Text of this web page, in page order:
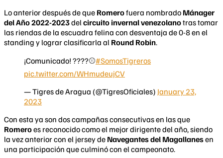
Lo anterior después de que Romerofuera nombrado Mánager
del Año 2022-2023del circuito invernal venezolanotras tomar
las riendas de la escuadra felina con desventaja de 0-8 en el
standing y lograr clasificarla al Round Robin.
¡Comunicado! ????⚾#SomosTigreros
pic.twitter.com/WHmudeujCV
— Tigres de Aragua (@TigresOficiales) January 23,
2023
Con esta ya son dos campañas consecutivas en las que
Romeroes reconocido como el mejor dirigente del año, siendo
la vez anterior con el jersey de Navegantes del Magallanesen
una participación que culminó con el campeonato.